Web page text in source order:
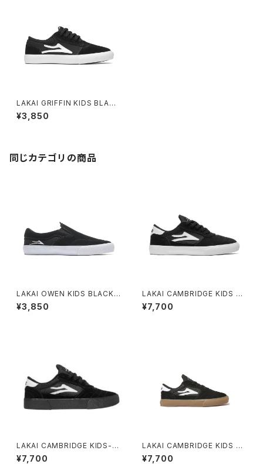
LAKAI GRIFFIN KIDS BLAC
K/WHITE SUEDE
¥3,850
同じカテゴリの商品
LAKAI OWEN KIDS BLACK
SUEDE
¥3,850
LAKAI CAMBRIDGE KIDS BL
ACK/WHITE SUEDE
¥7,700
LAKAI CAMBRIDGE KIDS-B
LACK BLACK SUEDE
¥7,700
LAKAI CAMBRIDGE KIDS BL
ACK/GUM SUEDE
¥7,700